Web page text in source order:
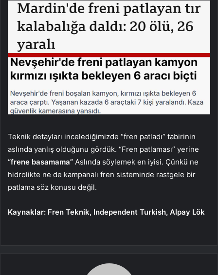
Teknik detayları incelediğimizde “fren patladı” tabirinin
aslında yanlış olduğunu gördük. “Fren patlaması” yerine
“frene basamama” Aslında söylemek en iyisi. Çünkü ne
hidrolikte ne de kampanalı fren sisteminde rastgele bir
patlama söz konusu değil.
Kaynaklar: Fren Teknik, Independent Turkish, Alpay Lök